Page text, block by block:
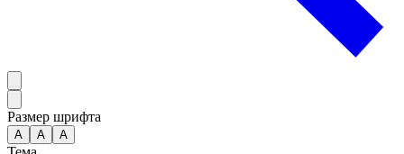
Размер шрифта
А A A